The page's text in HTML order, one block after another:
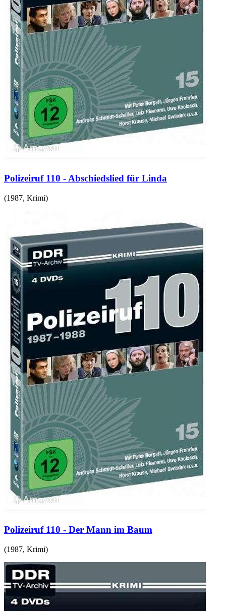
Polizeiruf 110 - Abschiedslied für Linda
(1987, Krimi)
Polizeiruf 110 - Der Mann im Baum
(1987, Krimi)